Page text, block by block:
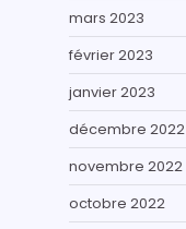
mars 2023
février 2023
janvier 2023
décembre 2022
novembre 2022
octobre 2022